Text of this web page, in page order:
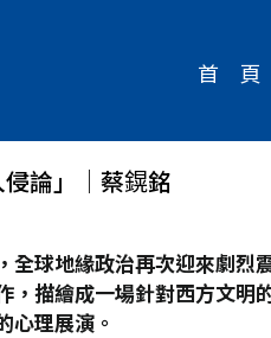
首 頁
侵論」│蔡鎤銘
全球地緣政治再次迎來劇
，描繪成一場針對西方文
心理展演。